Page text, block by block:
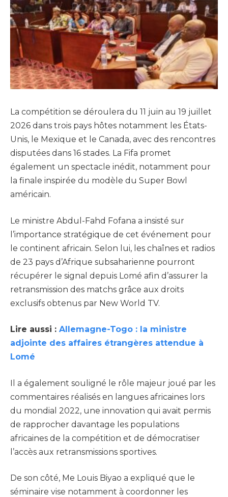
La compétition se déroulera du 11 juin au 19 juillet
2026 dans trois pays hôtes notamment les États-
Unis, le Mexique et le Canada, avec des rencontres
disputées dans 16 stades. La Fifa promet
également un spectacle inédit, notamment pour
la finale inspirée du modèle du Super Bowl
américain.
Le ministre Abdul-Fahd Fofana a insisté sur
l’importance stratégique de cet événement pour
le continent africain. Selon lui, les chaînes et radios
de 23 pays d’Afrique subsaharienne pourront
récupérer le signal depuis Lomé afin d’assurer la
retransmission des matchs grâce aux droits
exclusifs obtenus par New World TV.
Lire aussi : Allemagne-Togo : la ministre
adjointe des affaires étrangères attendue à
Lomé
Il a également souligné le rôle majeur joué par les
commentaires réalisés en langues africaines lors
du mondial 2022, une innovation qui avait permis
de rapprocher davantage les populations
africaines de la compétition et de démocratiser
l’accès aux retransmissions sportives.
De son côté, Me Louis Biyao a expliqué que le
séminaire vise notamment à coordonner les